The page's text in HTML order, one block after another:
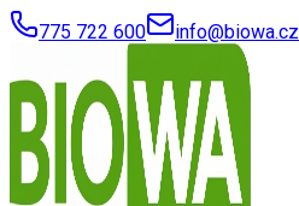
775 722 600 info@biowa.cz